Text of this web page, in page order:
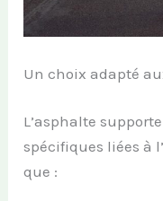
Un choix adapté
L’asphalte
spécifiques liées à
que :